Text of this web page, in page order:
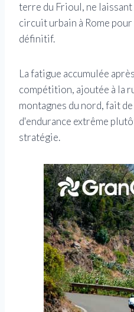
terre du Frioul, ne
circuit urbain à Rome
définitif.
La fatigue accumulée
compétition, ajoutée à la
montagnes du nord, fait
d'endurance extrême
stratégie.